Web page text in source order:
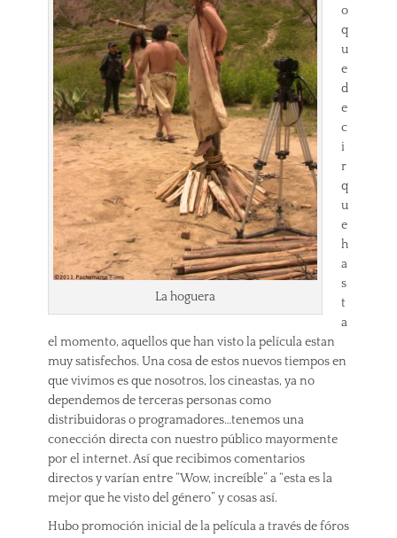
La hoguera
o
q
u
e
d
e
c
i
r
q
u
e
h
a
s
t
a
el momento, aquellos que han visto la película estan
muy satisfechos. Una cosa de estos nuevos tiempos en
que vivimos es que nosotros, los cineastas, ya no
dependemos de terceras personas como
distribuidoras o programadores…tenemos una
conección directa con nuestro público mayormente
por el internet. Así que recibimos comentarios
directos y varían entre “Wow, increíble” a “esta es la
mejor que he visto del género” y cosas así.
Hubo promoción inicial de la película a través de fóros